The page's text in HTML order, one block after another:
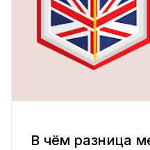
быть с молоком,
добротой, да и с
Давайте разбираться.
В чём разница